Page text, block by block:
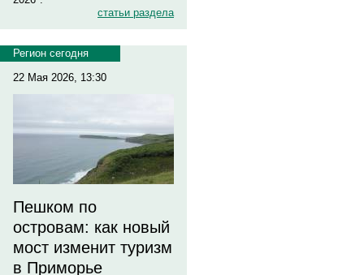
статьи раздела
Регион сегодня
22 Мая 2026, 13:30
Пешком по
островам: как новый
мост изменит туризм
в Приморье